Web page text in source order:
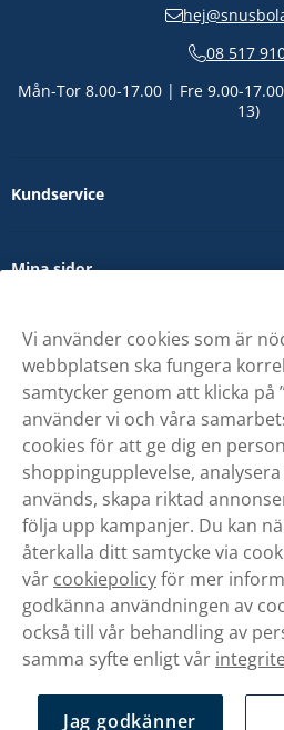
08 517
Mån-Tor 8.00-17.00 | Fre 9.00-
13)
Kundservice
Mina sidor
Om oss
Vi använder cookies som är
webbplatsen ska fungera
samtycker genom att klicka på
använder vi och våra
cookies för att ge dig en
shoppingupplevelse,
används, skapa riktad
följa upp kampanjer. Du kan
återkalla ditt samtycke via
vår cookiepolicyför mer
godkänna användningen av
också till vår behandling av
samma syfte enligt vår
Jag godkänner